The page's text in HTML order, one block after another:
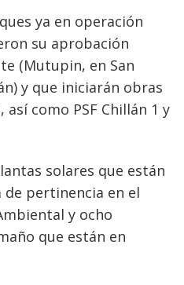
ya en operación
su aprobación
(Mutupin, en San
y que iniciarán obras
como PSF Chillán 1 y
solares que están
pertinencia en el
y ocho
que están en